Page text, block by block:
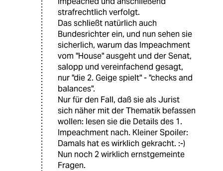
strafrechtlich verfolgt.
Das schließt natürlich auch
Bundesrichter ein, und nun sehen sie
sicherlich, warum das Impeachment
vom "House" ausgeht und der Senat,
salopp und vereinfachend gesagt,
nur "die 2. Geige spielt" - "checks and
balances".
Nur für den Fall, daß sie als Jurist
sich näher mit der Thematik befassen
wollen: lesen sie die Details des 1.
Impeachment nach. Kleiner Spoiler:
Damals hat es wirklich gekracht. :-)
Nun noch 2 wirklich ernstgemeinte
Fragen.